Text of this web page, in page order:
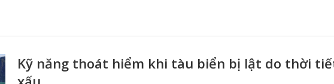
Kỹ năng thoát hiểm khi tàu biển bị lật do thời